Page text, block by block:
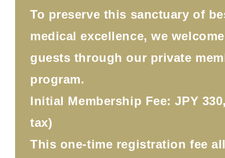
To preserve this sanctuary of
medical excellence, we
guests through our private
program.
Initial Membership Fee: JPY
tax)
This one-time registration fee